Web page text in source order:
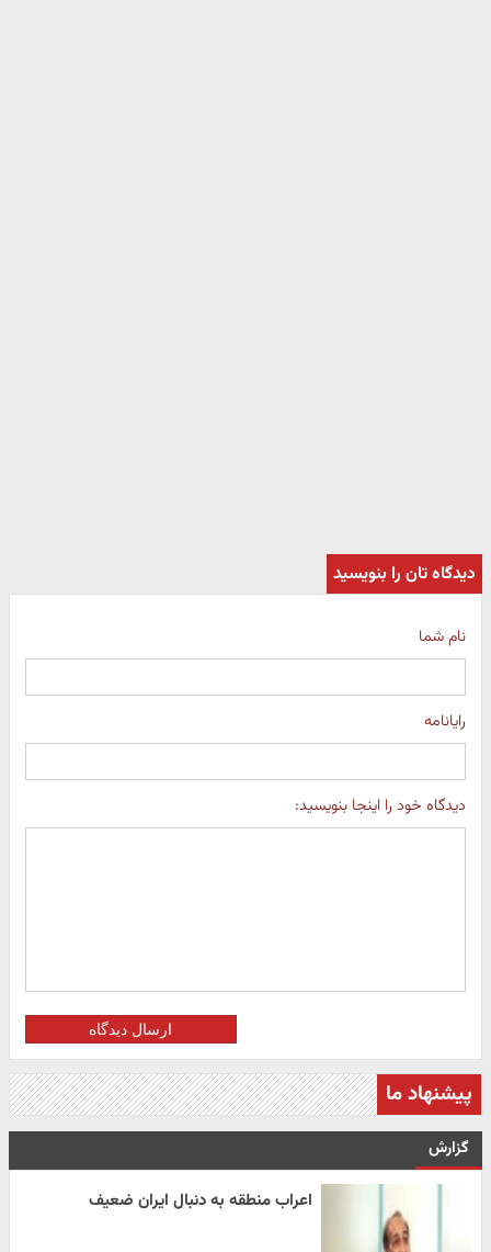
دیدگاه تان را بنویسید
نام شما
رایانامه
دیدگاه خود را اینجا بنویسید:
ارسال دیدگاه
پیشنهاد ما
گزارش
اعراب منطقه به دنبال ایران ضعیف